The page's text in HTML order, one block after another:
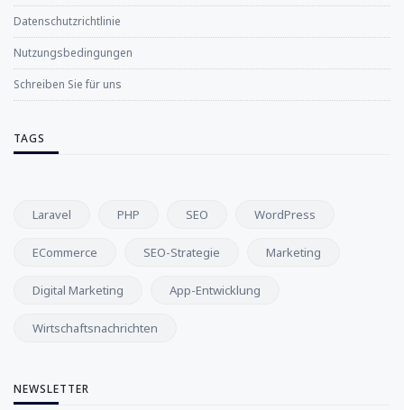
Datenschutzrichtlinie
Nutzungsbedingungen
Schreiben Sie für uns
TAGS
Laravel PHP SEO WordPress
ECommerce SEO-Strategie Marketing
Digital Marketing App-Entwicklung
Wirtschaftsnachrichten
NEWSLETTER